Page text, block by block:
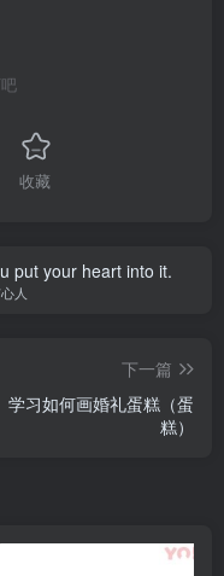
收藏
put your heart into it.
人
下一篇
学习如何画婚礼蛋糕（蛋
糕）